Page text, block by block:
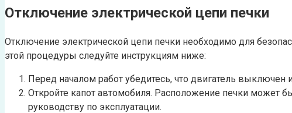
Отключение электрической цепи печки
Отключение электрической цепи печки необходимо для
этой процедуры следуйте инструкциям ниже:
Перед началом работ убедитесь, что двигатель
Откройте капот автомобиля. Расположение печки может
руководству по эксплуатации.